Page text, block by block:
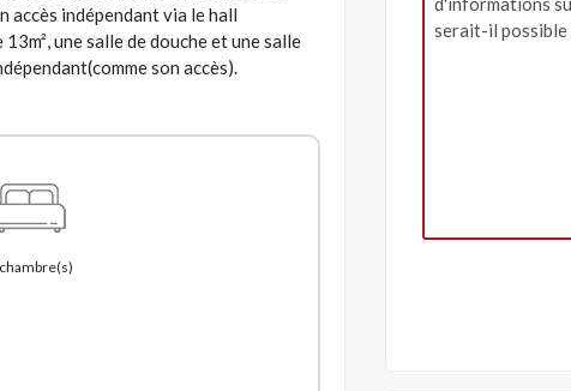
accès indépendant via le hall
une salle de douche et une salle
son accès).